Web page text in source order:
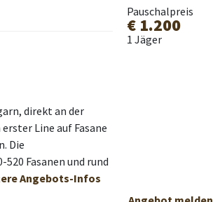
direkt an der
Line auf Fasane
Die
Fasanen und rund
Angebots-Infos
Pauschalpreis
€ 1.200
1 Jäger